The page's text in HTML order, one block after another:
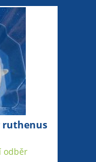
ruthenus
odběr